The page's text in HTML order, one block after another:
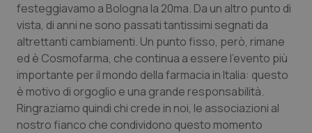
Provincia Autonoma di Bolzano
Provincia Autonoma di Trento
Puglia
Sardegna
Infezioni & Febbre
Ipertensione & Scompenso
Malattie rare
Malattia di Crohn & Rettocolite Ulcerosa
festeggiavamo a Bologna la 20ma. Da un altro punto di
vista, di anni ne sono passati tantissimi segnati da
altrettanti cambiamenti. Un punto fisso, però, rimane
ed è Cosmofarma, che continua a essere l’evento più
importante per il mondo della farmacia in Italia: questo
è motivo di orgoglio e una grande responsabilità.
Ringraziamo quindi chi crede in noi, le associazioni al
nostro fianco che condividono questo momento